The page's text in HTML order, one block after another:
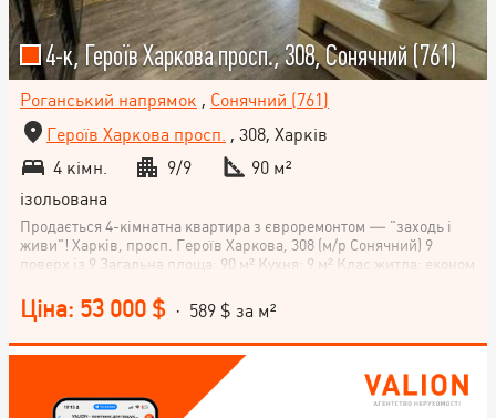
4-к, Героїв Харкова просп., 308, Сонячний (761)
Роганський напрямок , Сонячний (761)
Героїв Харкова просп. , 308, Харків
4 кімн.
9/9
90 м²
ізольована
Продається 4-кімнатна квартира з євроремонтом — "заходь і
живи"! Харків, просп. Героїв Харкова, 308 (м/р Сонячний) 9
поверх із 9 Загальна площа: 90 м² Кухня: 9 м² Клас житла: економ
Замінено всі комунікації, електрику, сантехніку Сучасне
оздоблення, ідеальний стан Продається з усіма меблями та
технікою — повністю готова до заселення! Комфортне та зручне
планування для великої родини або під орендний бізнес.
Інфраструктура: Розвинений мікрорайон Сонячний Поруч
супермаркети, школи, садочки, аптеки, ринок Зручна
Ціна: 53 000 $ · 589 $ за м²